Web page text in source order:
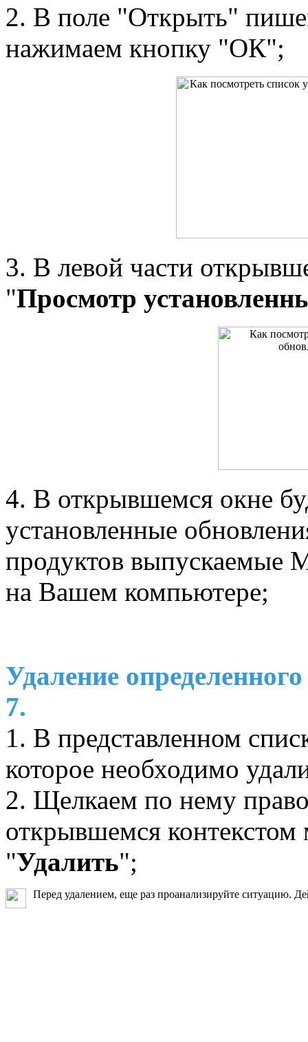
2. В поле "Открыть"
нажимаем кнопку "ОК";
3. В левой части
"Просмотр
4. В открывшемся окне
установленные
продуктов выпускаемые
на Вашем компьютере;
Удаление
7.
1. В представленном
которое необходимо
2. Щелкаем по нему
открывшемся
"Удалить";
Перед удалением, еще раз проанализируйте ситуацию.